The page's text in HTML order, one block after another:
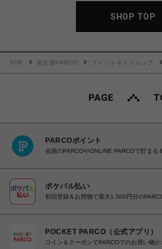
SHOP TOP
TOP 名古屋PARCO フィットネスショップ
PARCOポイント
全国のPARCOやONLINE PARCOで貯まる
ポケパル払い
初回登録＆お買物で最大1,500円分の
POCKET PARCO（公式アプリ）
コイン＆クーポンでPARCOでのお買い物が